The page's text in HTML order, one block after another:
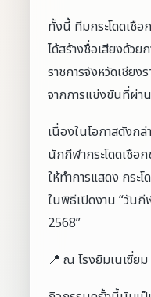
ทั้งนี้ ทีมกระโดดเชือ
ได้สร้างชื่อเสียงด้วย
ราชการจังหวัดเชียงร
จากการแข่งขันที่ผ่า
เนื่องในโอกาสดังกล่
นักกีฬากระโดดเชือ
ให้ทำการแสดง กระ
ในพิธีเปิดงาน “วันกี
2568”
📍 ณ โรงยิมเนเซี่ย